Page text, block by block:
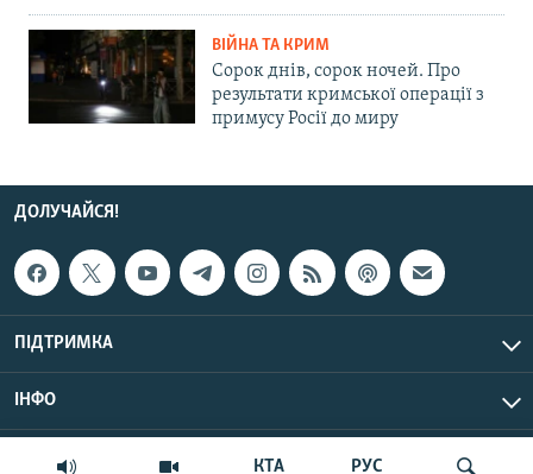
КТА РУС
ВІЙНА ТА КРИМ
Сорок днів, сорок ночей. Про
результати кримської операції з
примусу Росії до миру
ДОЛУЧАЙСЯ!
ПІДТРИМКА
ІНФО
© Крим.Реалії, 2026 | Усі права застережено.